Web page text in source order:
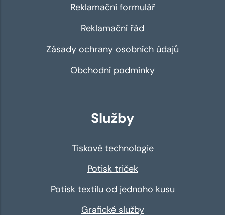
Reklamační formulář
Reklamační řád
Zásady ochrany osobních údajů
Obchodní podmínky
Služby
Tiskové technologie
Potisk triček
Potisk textilu od jednoho kusu
Grafické služby